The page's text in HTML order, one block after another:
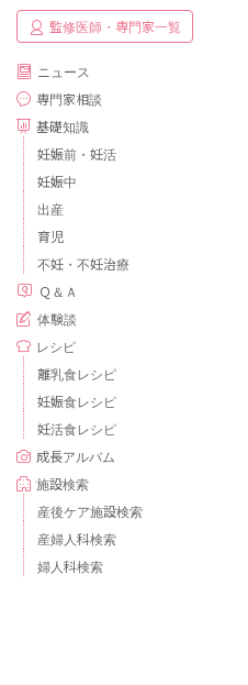
監修医師・専門家一覧
ニュース
専門家相談
基礎知識
妊娠前・妊活
妊娠中
出産
育児
不妊・不妊治療
Ｑ＆Ａ
体験談
レシピ
離乳食レシピ
妊娠食レシピ
妊活食レシピ
成長アルバム
施設検索
産後ケア施設検索
産婦人科検索
婦人科検索